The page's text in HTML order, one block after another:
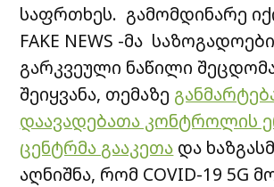
საფრთხეს. გამომდინარე
FAKE NEWS -მა
გარკვეული ნაწილი
შეიყვანა, თემაზე
დაავადებათა კონტროლის
ცენტრმა გააკეთა და
აღნიშნა, რომ COVID-19 5G